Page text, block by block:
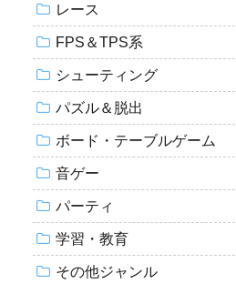
レース
FPS＆TPS系
シューティング
パズル＆脱出
ボード・テーブルゲーム
音ゲー
パーティ
学習・教育
その他ジャンル